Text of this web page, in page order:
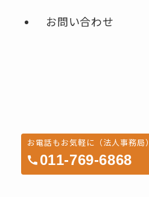
お問い合わせ
お電話もお気軽に（法人事務局）
011-769-6868